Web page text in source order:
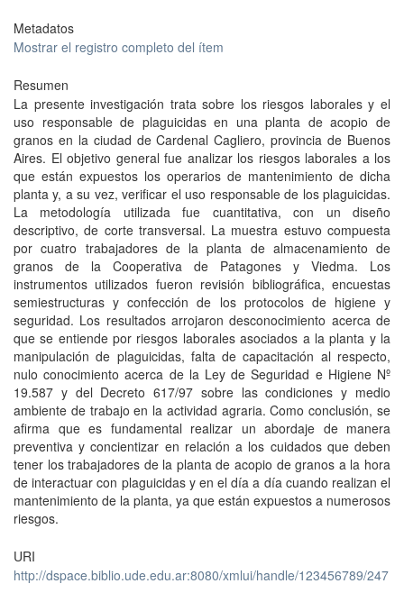
Metadatos
Mostrar el registro completo del ítem
Resumen
La presente investigación trata sobre los riesgos laborales y el
uso responsable de plaguicidas en una planta de acopio de
granos en la ciudad de Cardenal Cagliero, provincia de Buenos
Aires. El objetivo general fue analizar los riesgos laborales a los
que están expuestos los operarios de mantenimiento de dicha
planta y, a su vez, verificar el uso responsable de los plaguicidas.
La metodología utilizada fue cuantitativa, con un diseño
descriptivo, de corte transversal. La muestra estuvo compuesta
por cuatro trabajadores de la planta de almacenamiento de
granos de la Cooperativa de Patagones y Viedma. Los
instrumentos utilizados fueron revisión bibliográfica, encuestas
semiestructuras y confección de los protocolos de higiene y
seguridad. Los resultados arrojaron desconocimiento acerca de
que se entiende por riesgos laborales asociados a la planta y la
manipulación de plaguicidas, falta de capacitación al respecto,
nulo conocimiento acerca de la Ley de Seguridad e Higiene Nº
19.587 y del Decreto 617/97 sobre las condiciones y medio
ambiente de trabajo en la actividad agraria. Como conclusión, se
afirma que es fundamental realizar un abordaje de manera
preventiva y concientizar en relación a los cuidados que deben
tener los trabajadores de la planta de acopio de granos a la hora
de interactuar con plaguicidas y en el día a día cuando realizan el
mantenimiento de la planta, ya que están expuestos a numerosos
riesgos.
URI
http://dspace.biblio.ude.edu.ar:8080/xmlui/handle/123456789/247